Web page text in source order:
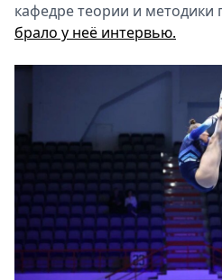
кафедре теории и методики
брало у неё интервью.